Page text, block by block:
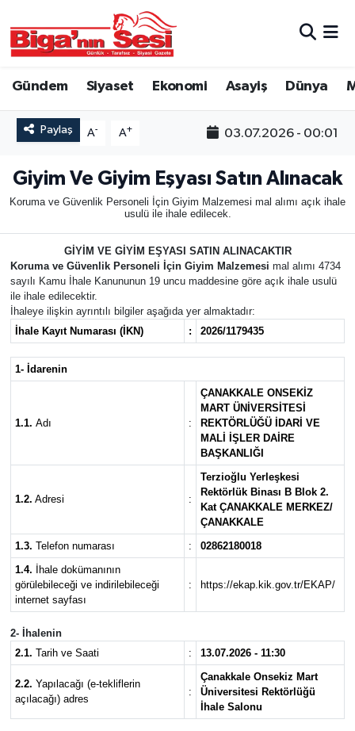
Gündem Siyaset Ekonomi Asayiş Dünya
Paylaş A- A+ 03.07.2026 - 00:01
Giyim Ve Giyim Eşyası Satın Alınacak
Koruma ve Güvenlik Personeli İçin Giyim Malzemesi mal alımı açık ihale
usulü ile ihale edilecek.
GİYİM VE GİYİM EŞYASI SATIN ALINACAKTIR
Koruma ve Güvenlik Personeli İçin Giyim Malzemesi mal alımı 4734
sayılı Kamu İhale Kanununun 19 uncu maddesine göre açık ihale usulü
ile ihale edilecektir.
İhaleye ilişkin ayrıntılı bilgiler aşağıda yer almaktadır:
İhale Kayıt Numarası (İKN)
: 2026/1179435
1- İdarenin
1.1. Adı :
ÇANAKKALE ONSEKİZ
MART ÜNİVERSİTESİ
REKTÖRLÜĞÜ İDARİ VE
MALİ İŞLER DAİRE
BAŞKANLIĞI
1.2. Adresi :
Terzioğlu Yerleşkesi
Rektörlük Binası B Blok 2.
Kat ÇANAKKALE MERKEZ/
ÇANAKKALE
1.3. Telefon numarası :
02862180018
1.4. İhale dokümanının
görülebileceği ve indirilebileceği
internet sayfası
: https://ekap.kik.gov.tr/EKAP/
2- İhalenin
2.1. Tarih ve Saati : 13.07.2026 - 11:30
2.2. Yapılacağı (e-tekliflerin
açılacağı) adres
:
Çanakkale Onsekiz Mart
Üniversitesi Rektörlüğü
İhale Salonu
Asayiş
Belde ve Köyler
Belediye
Eğitim
Ekonomi
Genel
Gündem
Hava Durumu
İlan
Kültür Sanat
Magazin
Otomobil
Politika
Resmî ilanlar
Sağlık
Çanakkale Hava Durumu
Süper Lig Puan Durumu ve Fikstür
Tüm Manşetler
Son Dakika Haberleri
Haber Arşivi